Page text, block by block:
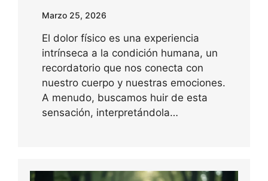
Marzo 25, 2026
El dolor físico es una experiencia
intrínseca a la condición humana, un
recordatorio que nos conecta con
nuestro cuerpo y nuestras emociones.
A menudo, buscamos huir de esta
sensación, interpretándola…